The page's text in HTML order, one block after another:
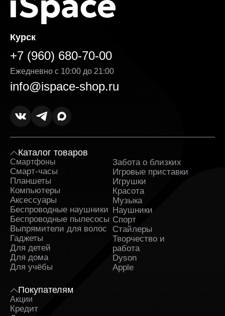
Курск
+7 (960) 680-70-00
Ежедневно с 10:00 до 21:00
info@ispace-shop.ru
Каталог товаров
Смартфоны
Смарт-часы
Планшеты
Компьютеры
Аксессуары
Беспроводные наушники
Беспроводные пылесосы
Выпрямители для волос
Гаджеты
Для детей
Для дома
Для учёбы
Забота о близких
Игровые приставки
Игрушки
Красота
Музыка
Наушники
Спорт
Стайлеры
Творчество и
работа
Dyson
Apple
Покупателям
Акции
Кредит